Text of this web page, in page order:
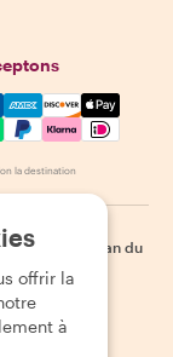
Visa, Amex,
la destination
| Cookies
Plan du
offrir la
à